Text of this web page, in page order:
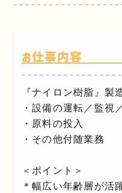
お仕事内容
『ナイロン樹脂』製
・設備の運転／監視
・原料の投入
・その他付随業務
＜ポイント＞
＊幅広い年齢層が活